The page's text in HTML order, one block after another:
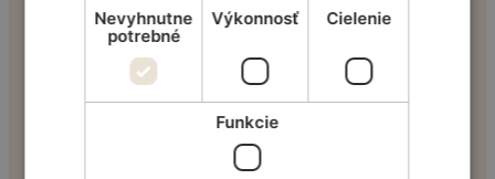
TVÁR
Úprava očných viečok
Zväčšenie pier
Vyhladenie vrások
Ostatné tvárové operácie
Nevyhnutne
potrebné
Výkonnosť Cielenie
Funkcie